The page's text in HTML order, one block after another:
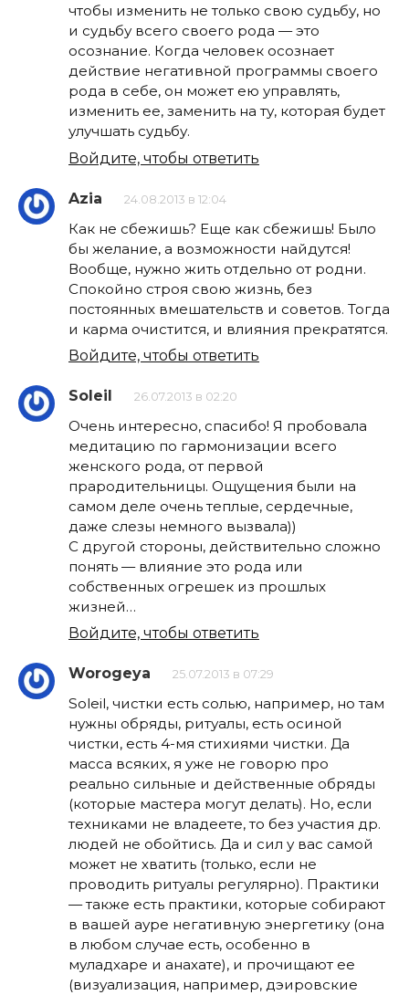
чтобы изменить не только свою судьбу, но
и судьбу всего своего рода — это
осознание. Когда человек осознает
действие негативной программы своего
рода в себе, он может ею управлять,
изменить ее, заменить на ту, которая будет
улучшать судьбу.
Войдите, чтобы ответить
Azia 24.08.2013 в 12:04
Как не сбежишь? Еще как сбежишь! Было
бы желание, а возможности найдутся!
Вообще, нужно жить отдельно от родни.
Спокойно строя свою жизнь, без
постоянных вмешательств и советов. Тогда
и карма очистится, и влияния прекратятся.
Войдите, чтобы ответить
Soleil 26.07.2013 в 02:20
Очень интересно, спасибо! Я пробовала
медитацию по гармонизации всего
женского рода, от первой
прародительницы. Ощущения были на
самом деле очень теплые, сердечные,
даже слезы немного вызвала))
С другой стороны, действительно сложно
понять — влияние это рода или
собственных огрешек из прошлых
жизней…
Войдите, чтобы ответить
Worogeya 25.07.2013 в 07:29
Soleil, чистки есть солью, например, но там
нужны обряды, ритуалы, есть осиной
чистки, есть 4-мя стихиями чистки. Да
масса всяких, я уже не говорю про
реально сильные и действенные обряды
(которые мастера могут делать). Но, если
техниками не владеете, то без участия др.
людей не обойтись. Да и сил у вас самой
может не хватить (только, если не
проводить ритуалы регулярно). Практики
— также есть практики, которые собирают
в вашей ауре негативную энергетику (она
в любом случае есть, особенно в
муладхаре и анахате), и прочищают ее
(визуализация, например, дэировские